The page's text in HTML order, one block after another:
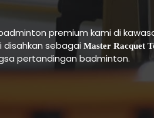
premium kami di
sebagai Master Racquet
pertandingan badminton.